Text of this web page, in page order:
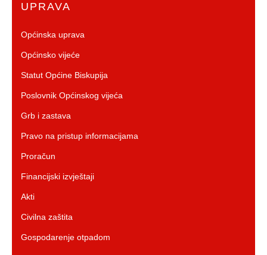
UPRAVA
Općinska uprava
Općinsko vijeće
Statut Općine Biskupija
Poslovnik Općinskog vijeća
Grb i zastava
Pravo na pristup informacijama
Proračun
Financijski izvještaji
Akti
Civilna zaštita
Gospodarenje otpadom